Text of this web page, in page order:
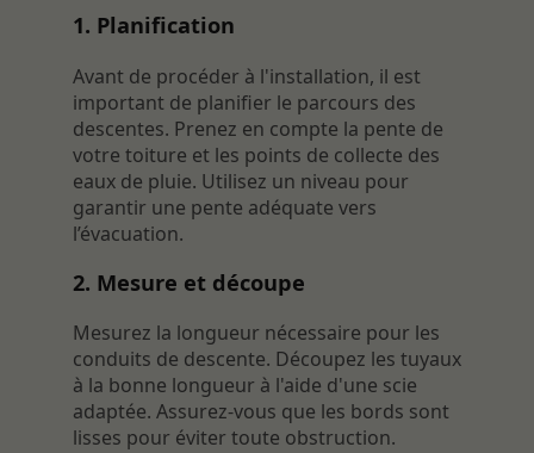
1. Planification
Avant de procéder à l'installation, il est
important de planifier le parcours des
descentes. Prenez en compte la pente de
votre toiture et les points de collecte des
eaux de pluie. Utilisez un niveau pour
garantir une pente adéquate vers
l’évacuation.
2. Mesure et découpe
Mesurez la longueur nécessaire pour les
conduits de descente. Découpez les tuyaux
à la bonne longueur à l'aide d'une scie
adaptée. Assurez-vous que les bords sont
lisses pour éviter toute obstruction.